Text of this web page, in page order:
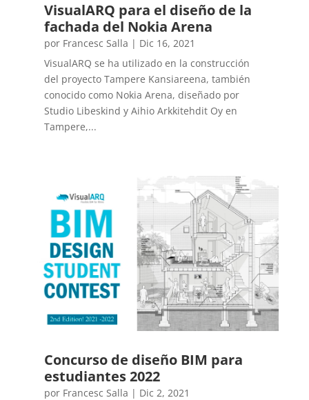
VisualARQ para el diseño de la
fachada del Nokia Arena
por Francesc Salla | Dic 16, 2021
VisualARQ se ha utilizado en la construcción
del proyecto Tampere Kansiareena, también
conocido como Nokia Arena, diseñado por
Studio Libeskind y Aihio Arkkitehdit Oy en
Tampere,...
Concurso de diseño BIM para
estudiantes 2022
por Francesc Salla | Dic 2, 2021